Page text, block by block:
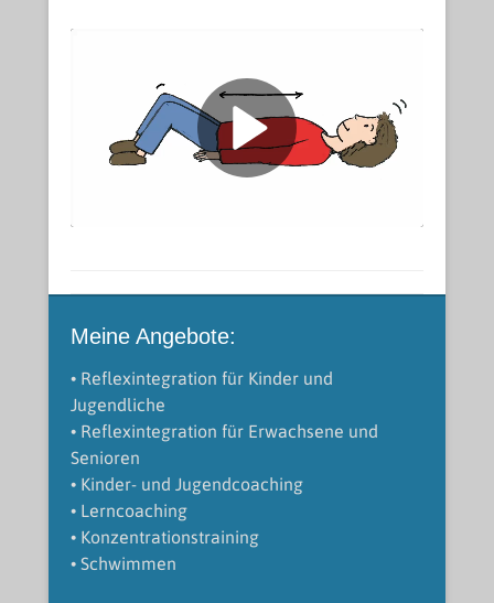
Meine Angebote:
• Reflexintegration für Kinder und
Jugendliche
• Reflexintegration für Erwachsene und
Senioren
• Kinder- und Jugendcoaching
• Lerncoaching
• Konzentrationstraining
• Schwimmen